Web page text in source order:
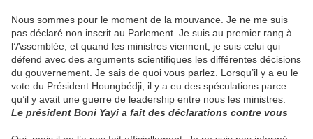
Nous sommes pour le moment de la mouvance. Je ne me suis
pas déclaré non inscrit au Parlement. Je suis au premier rang à
l’Assemblée, et quand les ministres viennent, je suis celui qui
défend avec des arguments scientifiques les différentes décisions
du gouvernement. Je sais de quoi vous parlez. Lorsqu’il y a eu le
vote du Président Houngbédji, il y a eu des spéculations parce
qu’il y avait une guerre de leadership entre nous les ministres.
Le président Boni Yayi a fait des déclarations contre vous